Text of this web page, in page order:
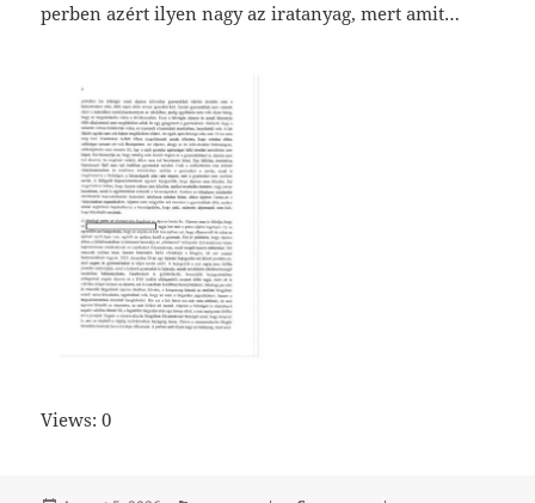
perben azért ilyen nagy az iratanyag, mert amit…
Views: 0